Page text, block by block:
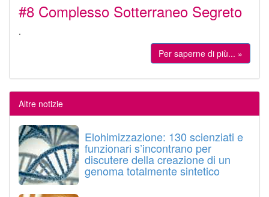
#8 Complesso Sotterraneo Segreto
.
Per saperne di più... »
Altre notizie
Elohimizzazione: 130 scienziati e
funzionari s’incontrano per
discutere della creazione di un
genoma totalmente sintetico